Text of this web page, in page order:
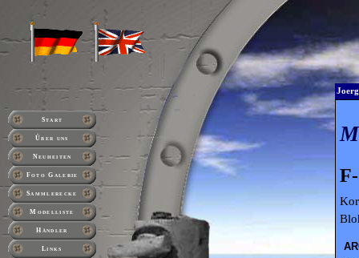
Start
Über uns
Neuheiten
Foto Galerie
Sammlerecke
Modelliste
Händler
Links